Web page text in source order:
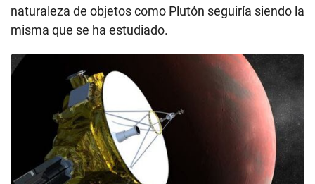
naturaleza de objetos como Plutón seguiría siendo la
misma que se ha estudiado.